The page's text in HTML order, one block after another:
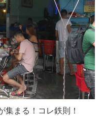
集まる！コレ鉄則！